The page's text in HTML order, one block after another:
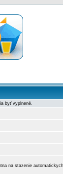
byť vyplnené.
na stazenie